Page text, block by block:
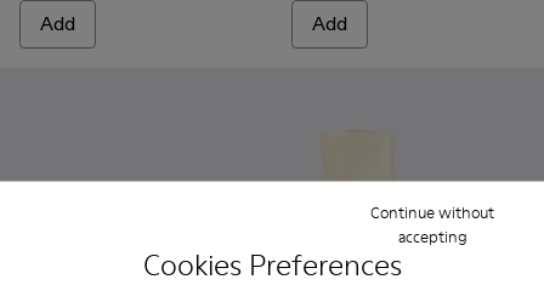
Cookies Preferences
Continue without
accepting
Add Add